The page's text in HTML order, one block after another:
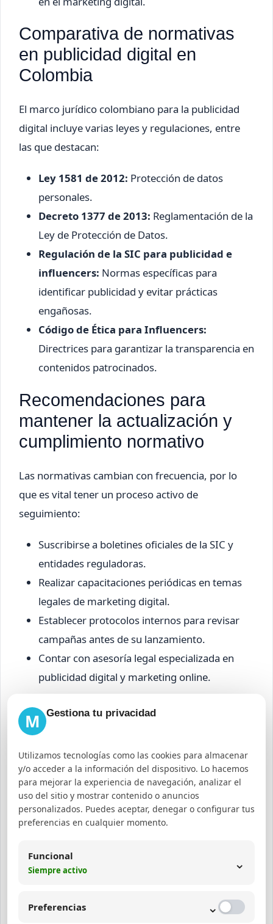
Comparativa de normativas
en publicidad digital en
Colombia
El marco jurídico colombiano para la publicidad
digital incluye varias leyes y regulaciones, entre
las que destacan:
Ley 1581 de 2012: Protección de datos
personales.
Decreto 1377 de 2013: Reglamentación de la
Ley de Protección de Datos.
Regulación de la SIC para publicidad e
influencers: Normas específicas para
identificar publicidad y evitar prácticas
engañosas.
Código de Ética para Influencers:
Directrices para garantizar la transparencia en
contenidos patrocinados.
Recomendaciones para
mantener la actualización y
cumplimiento normativo
Las normativas cambian con frecuencia, por lo
que es vital tener un proceso activo de
seguimiento:
Suscribirse a boletines oficiales de la SIC y
entidades reguladoras.
Realizar capacitaciones periódicas en temas
legales de marketing digital.
Establecer protocolos internos para revisar
campañas antes de su lanzamiento.
Contar con asesoría legal especializada en
publicidad digital y marketing online.
Ejemplo práctico:
Implementación de un
checklist legal en una
campaña de marketing con
influencers
Supongamos que una marca lanza una campaña
nuevo producto. El checklist para cumplir con las
Revisión de contratos que estipulen
M Gestiona tu privacidad
Utilizamos tecnologías como las cookies para almacenar
y/o acceder a la información del dispositivo. Lo hacemos
para mejorar la experiencia de navegación, analizar el
uso del sitio y mostrar contenido o anuncios
personalizados. Puedes aceptar, denegar o configurar tus
preferencias en cualquier momento.
Funcional
Siempre activo ⌄
Preferencias ⌄